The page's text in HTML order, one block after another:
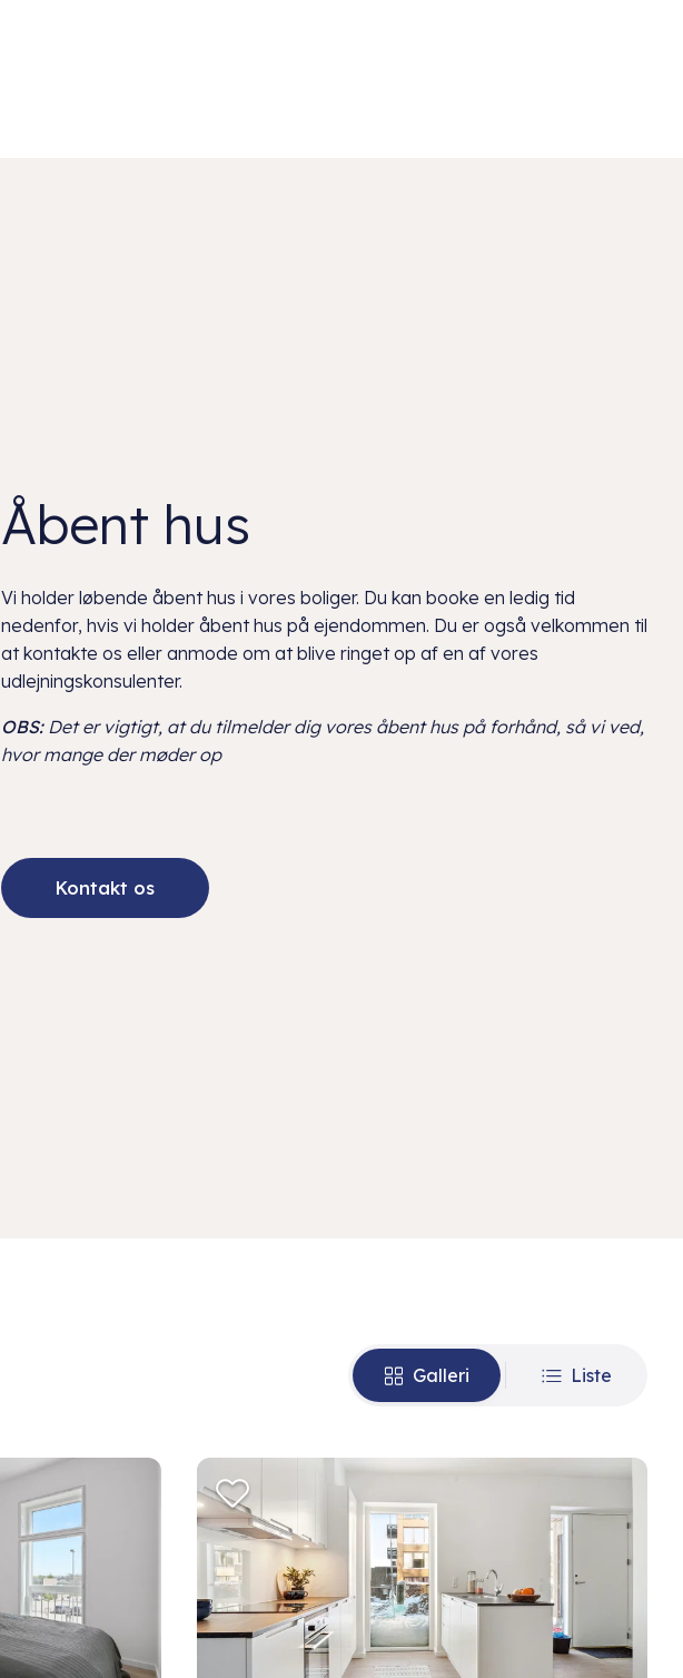
Åbent hus
Vi holder løbende åbent hus i vores boliger. Du kan booke en ledig tid
nedenfor, hvis vi holder åbent hus på ejendommen. Du er også velkommen til
at kontakte os eller anmode om at blive ringet op af en af vores
udlejningskonsulenter.
OBS: Det er vigtigt, at dutilmelder dig vores åbent hus på forhånd, så vi ved,
hvor mange der møder op
Kontakt os
Galleri Liste